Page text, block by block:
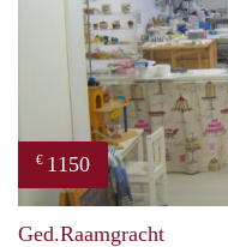
€ 1150
Ged.Raamgracht